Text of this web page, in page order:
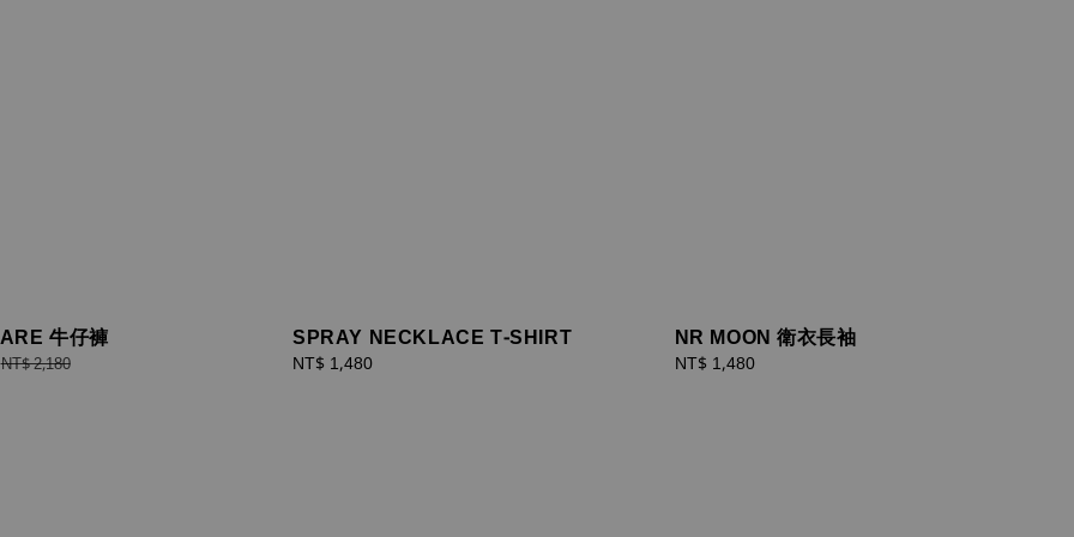
牛仔褲
Regular
NT$ 2,180
SPRAY NECKLACE T-SHIRT
Regular
NT$ 1,480
NR MOON 衛衣長袖
Regular
NT$ 1,480